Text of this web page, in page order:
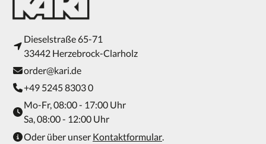
Dieselstraße 65-71
33442 Herzebrock-Clarholz
order@kari.de
+49 5245 8303 0
Mo-Fr, 08:00 - 17:00 Uhr
Sa, 08:00 - 12:00 Uhr
Oder über unser Kontaktformular.